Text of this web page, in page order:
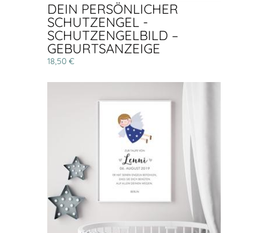
DEIN PERSÖNLICHER
SCHUTZENGEL -
SCHUTZENGELBILD –
GEBURTSANZEIGE
18,50 €